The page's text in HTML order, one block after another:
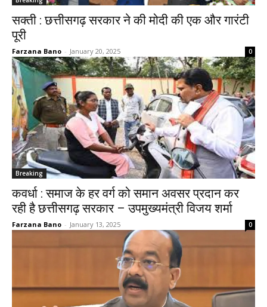
सक्ती : छत्तीसगढ़ सरकार ने की मोदी की एक और गारंटी
पूरी
Farzana Bano - January 20, 2025 0
Breaking
कवर्धा : समाज के हर वर्ग को समान अवसर प्रदान कर
रही है छत्तीसगढ़ सरकार – उपमुख्यमंत्री विजय शर्मा
Farzana Bano - January 13, 2025 0